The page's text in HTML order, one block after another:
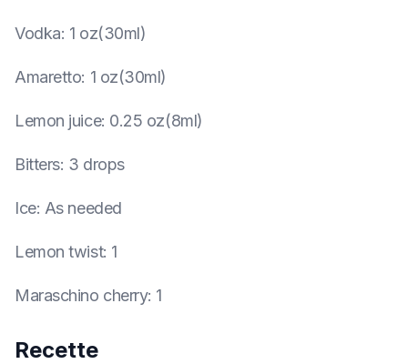
Vodka: 1 oz(30ml)
Amaretto: 1 oz(30ml)
Lemon juice: 0.25 oz(8ml)
Bitters: 3 drops
Ice: As needed
Lemon twist: 1
Maraschino cherry: 1
Recette